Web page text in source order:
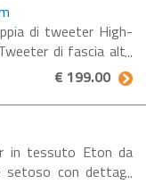
di tweeter High-
di fascia alta
da 28 mm nelle
installazione di un
€ 199.00
in tessuto Eton da
setoso con dettagli